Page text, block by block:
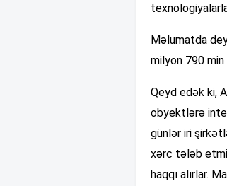
Məlumatda
milyon 790 min
Qeyd edək ki,
obyektlərə
günlər iri
xərc tələb
haqqı alırlar.